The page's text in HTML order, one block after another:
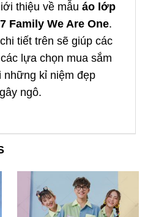
thiệu về mẫu áo lớp
Family We Are One.
tiết trên sẽ giúp các
lựa chọn mua sắm
những kỉ niệm đẹp
ngô.